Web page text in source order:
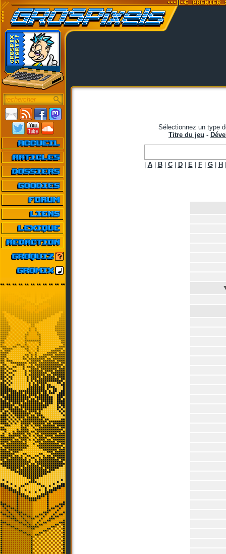
Sélectionnez un type
Titre du jeu -
A| B| C| D| E| F| G| H